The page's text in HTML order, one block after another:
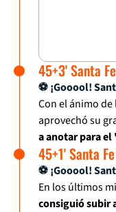
45+3' Santa
⚽ ¡Gooool!
Con el ánimo
aprovechó su
a anotar para
45+1' Santa
⚽ ¡Gooool!
En los últimos
consiguió subir